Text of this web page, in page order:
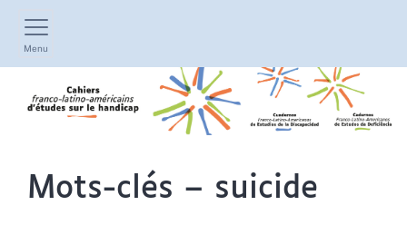
Menu
Mots-clés – suicide